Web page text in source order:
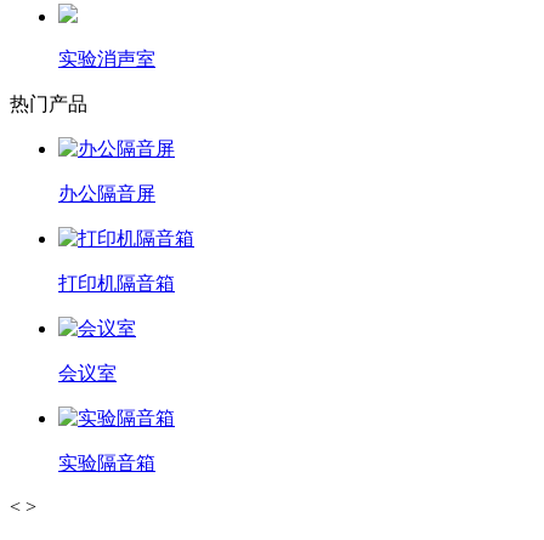
实验消声室
热门产品
办公隔音屏
打印机隔音箱
会议室
实验隔音箱
< >